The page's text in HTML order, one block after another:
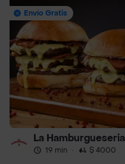
Envío Gratis
La Hamburgueseria
19 min · $ 4000